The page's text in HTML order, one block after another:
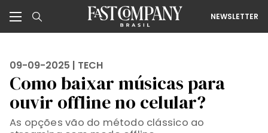
NEWSLETTER
09-09-2025 | TECH
Como baixar músicas para
ouvir offline no celular?
As opções vão do método clássico ao